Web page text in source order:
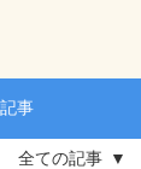
記事
全ての記事